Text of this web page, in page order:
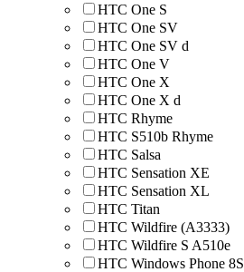
HTC One S
HTC One SV
HTC One SV d
HTC One V
HTC One X
HTC One X d
HTC Rhyme
HTC S510b Rhyme
HTC Salsa
HTC Sensation XE
HTC Sensation XL
HTC Titan
HTC Wildfire (A3333)
HTC Wildfire S A510e
HTC Windows Phone 8S